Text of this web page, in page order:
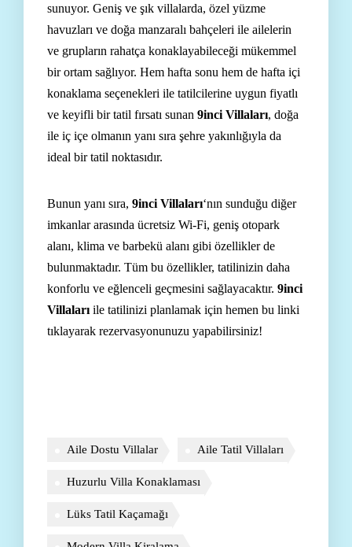
sunuyor. Geniş ve şık villalarda, özel yüzme
havuzları ve doğa manzaralı bahçeleri ile ailelerin
ve grupların rahatça konaklayabileceği mükemmel
bir ortam sağlıyor. Hem hafta sonu hem de hafta içi
konaklama seçenekleri ile tatilcilerine uygun fiyatlı
ve keyifli bir tatil fırsatı sunan 9inci Villaları, doğa
ile iç içe olmanın yanı sıra şehre yakınlığıyla da
ideal bir tatil noktasıdır.
Bunun yanı sıra, 9inci Villaları‘nın sunduğu diğer
imkanlar arasında ücretsiz Wi-Fi, geniş otopark
alanı, klima ve barbekü alanı gibi özellikler de
bulunmaktadır. Tüm bu özellikler, tatilinizin daha
konforlu ve eğlenceli geçmesini sağlayacaktır. 9inci
Villaları ile tatilinizi planlamak için hemen bu linki
tıklayarak rezervasyonunuzu yapabilirsiniz!
Aile Dostu Villalar Aile Tatil Villaları
Huzurlu Villa Konaklaması
Lüks Tatil Kaçamağı